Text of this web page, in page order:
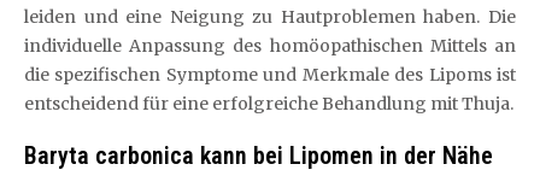
leiden und eine Neigung zu Hautproblemen haben. Die
individuelle Anpassung des homöopathischen Mittels an
die spezifischen Symptome und Merkmale des Lipoms ist
entscheidend für eine erfolgreiche Behandlung mit Thuja.
Baryta carbonica kann bei Lipomen in der Nähe